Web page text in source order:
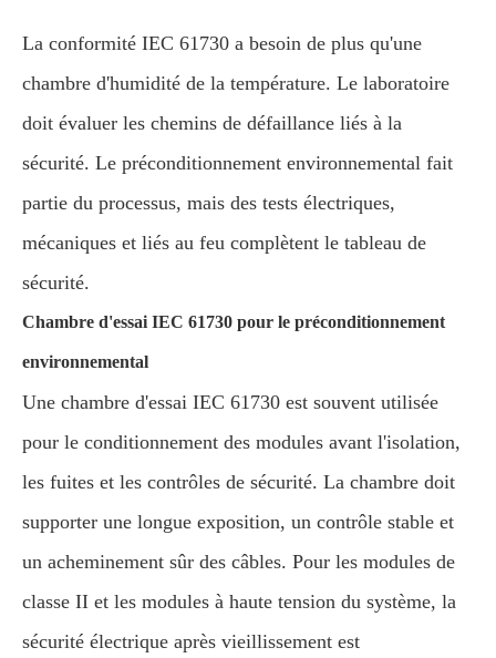
La conformité IEC 61730 a besoin de plus qu'une
chambre d'humidité de la température. Le laboratoire
doit évaluer les chemins de défaillance liés à la
sécurité. Le préconditionnement environnemental fait
partie du processus, mais des tests électriques,
mécaniques et liés au feu complètent le tableau de
sécurité.
Chambre d'essai IEC 61730 pour le préconditionnement
environnemental
Une chambre d'essai IEC 61730 est souvent utilisée
pour le conditionnement des modules avant l'isolation,
les fuites et les contrôles de sécurité. La chambre doit
supporter une longue exposition, un contrôle stable et
un acheminement sûr des câbles. Pour les modules de
classe II et les modules à haute tension du système, la
sécurité électrique après vieillissement est